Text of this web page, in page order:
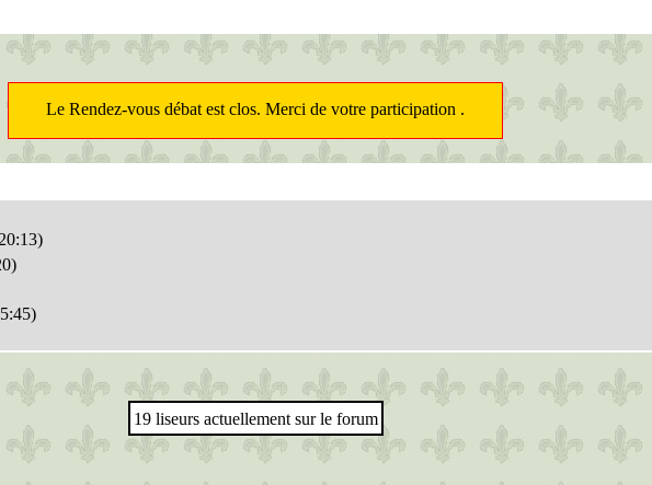
Le Rendez-vous débat est clos. Merci de votre participation .
19 liseurs actuellement sur le forum